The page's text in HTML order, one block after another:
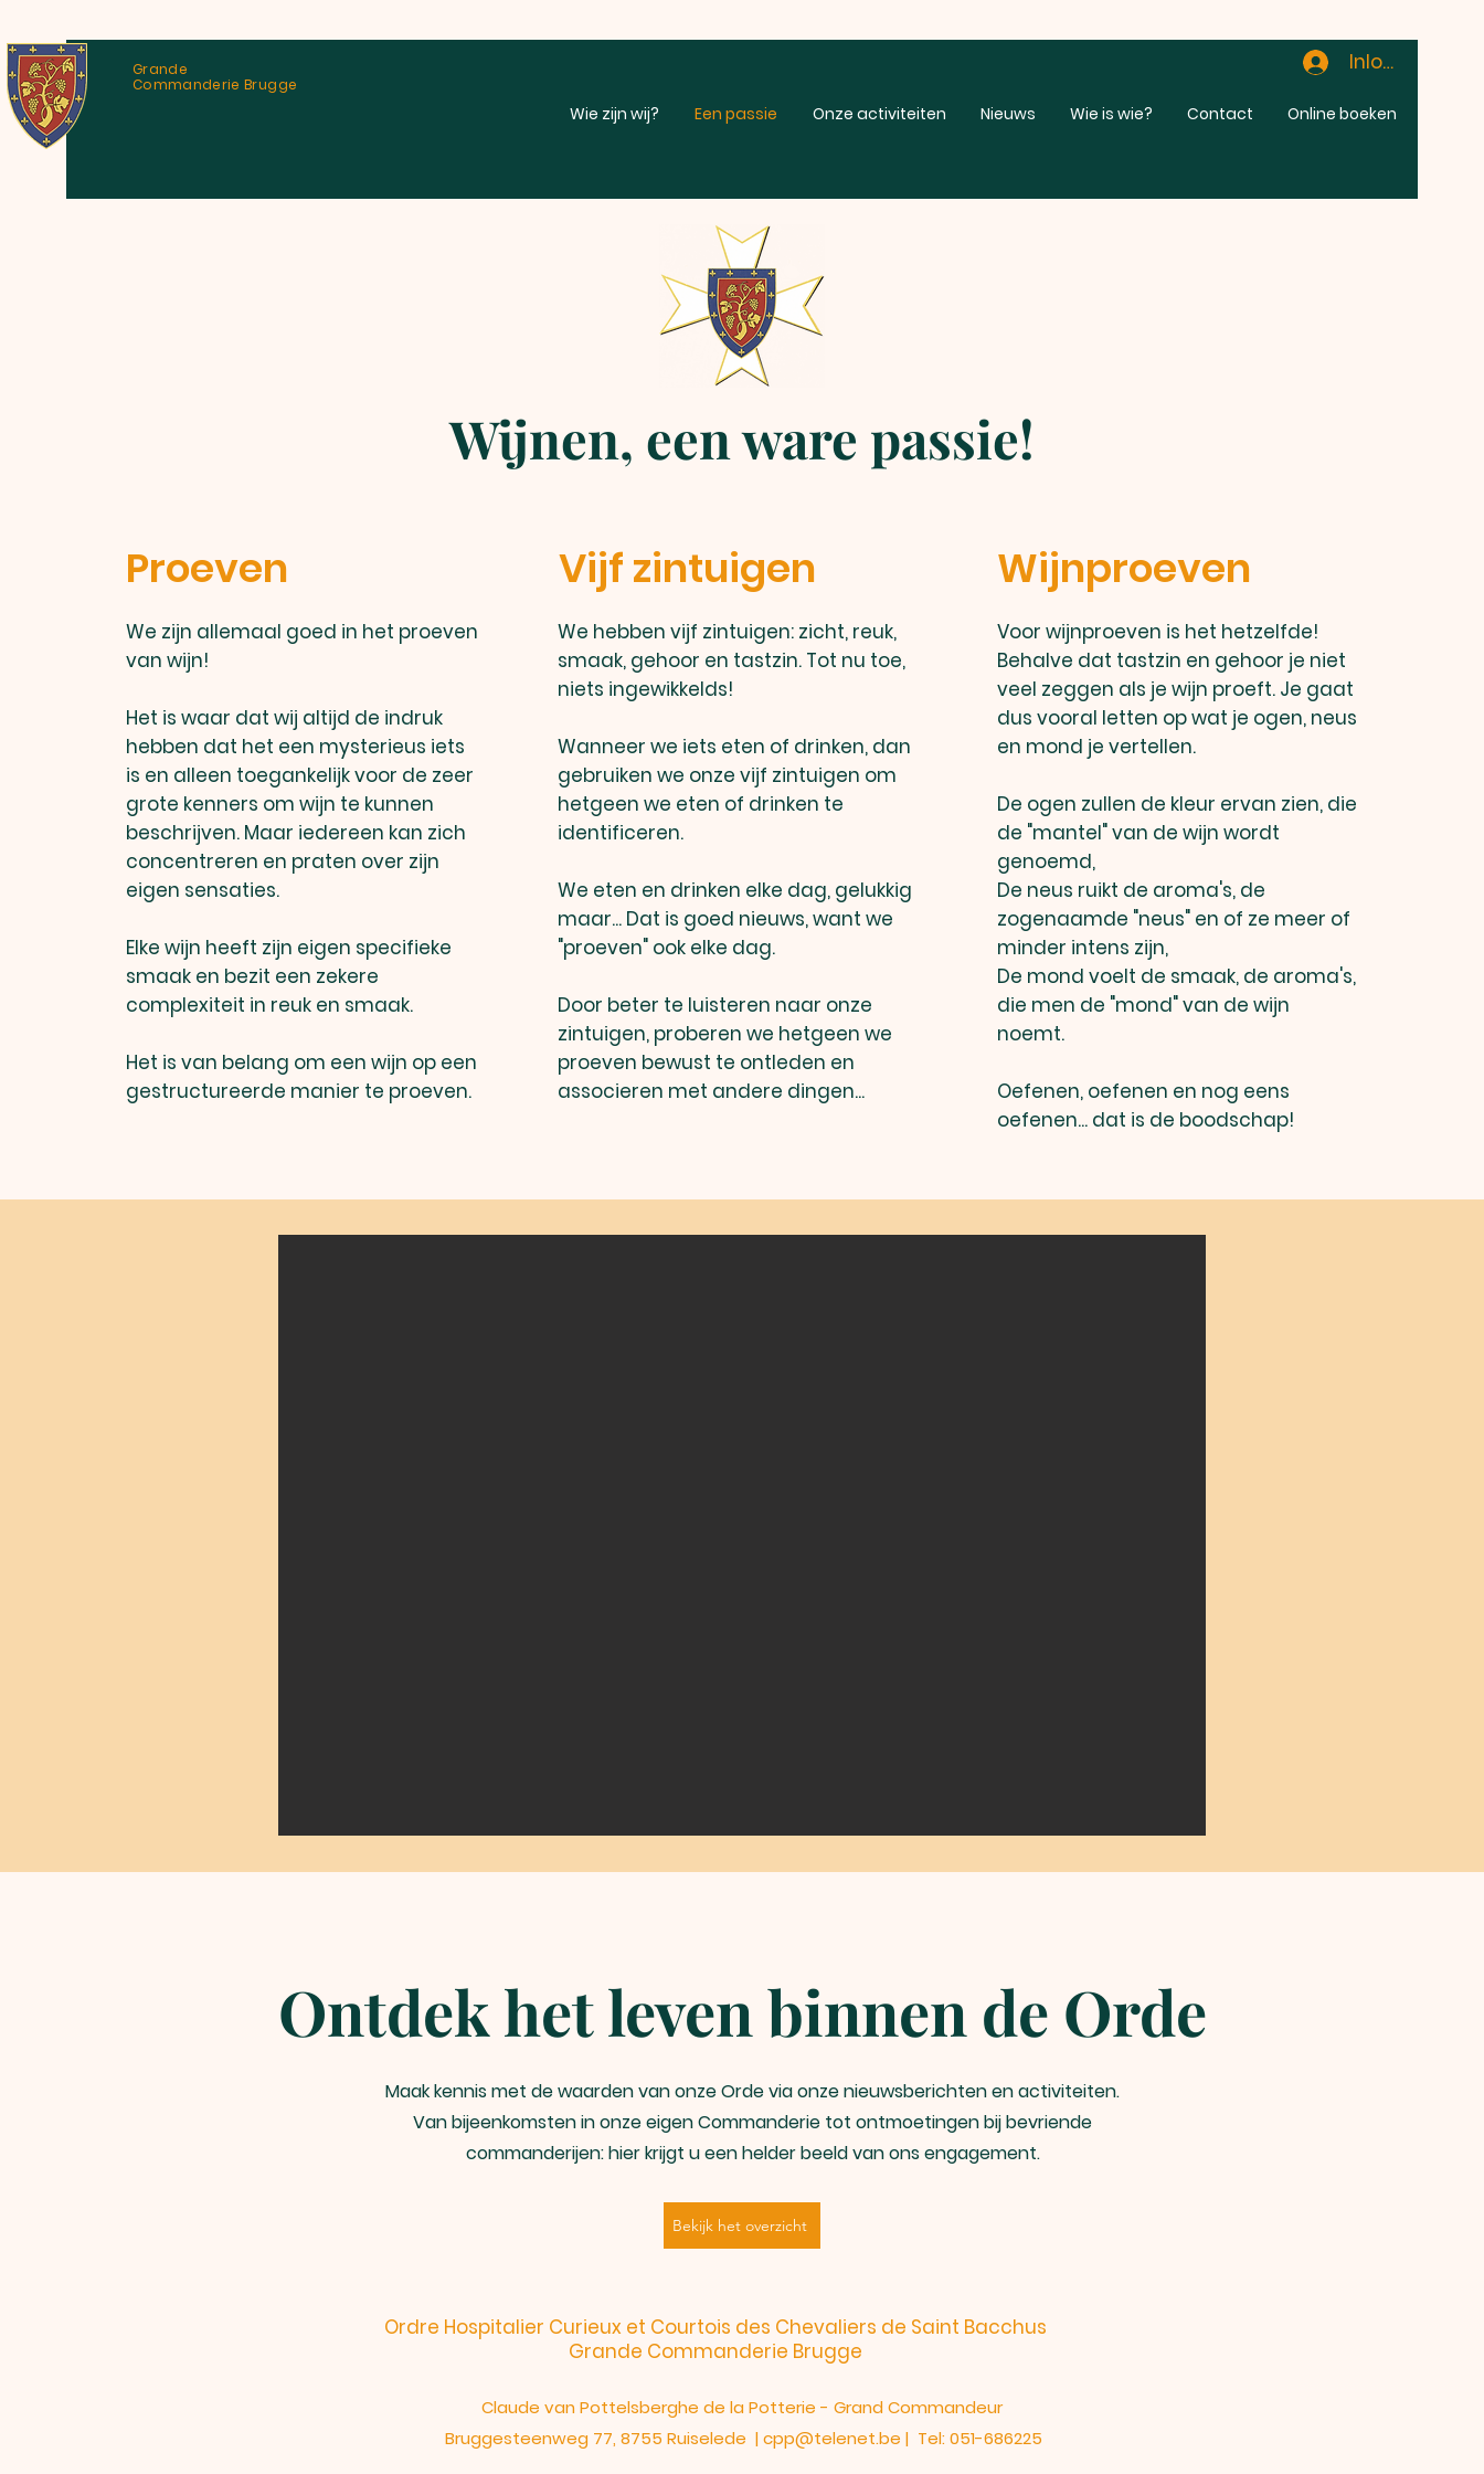
Grande
Commanderie Brugge
Inloggen
Wie zijn wij? Een passie Onze activiteiten Nieuws Wie is wie? Contact Online boeken
Wijnen, een ware passie!
Proeven
We zijn allemaal goed in het proeven
van wijn!
Het is waar dat wij altijd de indruk
hebben dat het een mysterieus iets
is en alleen toegankelijk voor de zeer
grote kenners om wijn te kunnen
beschrijven. Maar iedereen kan zich
concentreren en praten over zijn
eigen sensaties.
Elke wijn heeft zijn eigen specifieke
smaak en bezit een zekere
complexiteit in reuk en smaak.
Het is van belang om een wijn op een
gestructureerde manier te proeven.
Vijf zintuigen
We hebben vijf zintuigen: zicht, reuk,
smaak, gehoor en tastzin. Tot nu toe,
niets ingewikkelds!
Wanneer we iets eten of drinken, dan
gebruiken we onze vijf zintuigen om
hetgeen we eten of drinken te
identificeren.
We eten en drinken elke dag, gelukkig
maar... Dat is goed nieuws, want we
"proeven" ook elke dag.
Door beter te luisteren naar onze
zintuigen, proberen we hetgeen we
proeven bewust te ontleden en
associeren met andere dingen...
Wijnproeven
Voor wijnproeven is het hetzelfde!
Behalve dat tastzin en gehoor je niet
veel zeggen als je wijn proeft. Je gaat
dus vooral letten op wat je ogen, neus
en mond je vertellen.
De ogen zullen de kleur ervan zien, die
de "mantel" van de wijn wordt
genoemd,
De neus ruikt de aroma's, de
zogenaamde "neus" en of ze meer of
minder intens zijn,
De mond voelt de smaak, de aroma's,
die men de "mond" van de wijn
noemt.
Oefenen, oefenen en nog eens
oefenen... dat is de boodschap!
Ontdek het leven binnen de Orde
Maak kennis met de waarden van onze Orde via onze nieuwsberichten en activiteiten.
Van bijeenkomsten in onze eigen Commanderie tot ontmoetingen bij bevriende
commanderijen: hier krijgt u een helder beeld van ons engagement.
Bekijk het overzicht
Ordre Hospitalier Curieux et Courtois des Chevaliers de Saint Bacchus
Grande Commanderie Brugge
Claude van Pottelsberghe de la Potterie - Grand Commandeur
Bruggesteenweg 77, 8755 Ruiselede | cpp@telenet.be | Tel: 051-686225